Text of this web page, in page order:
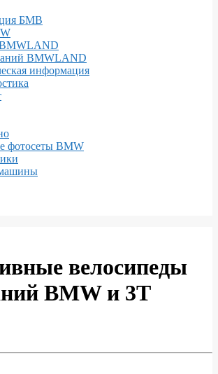
БМВ
BMWLAND
BMWLAND
информация
фотосеты BMW
велосипеды
BMW и 3Т